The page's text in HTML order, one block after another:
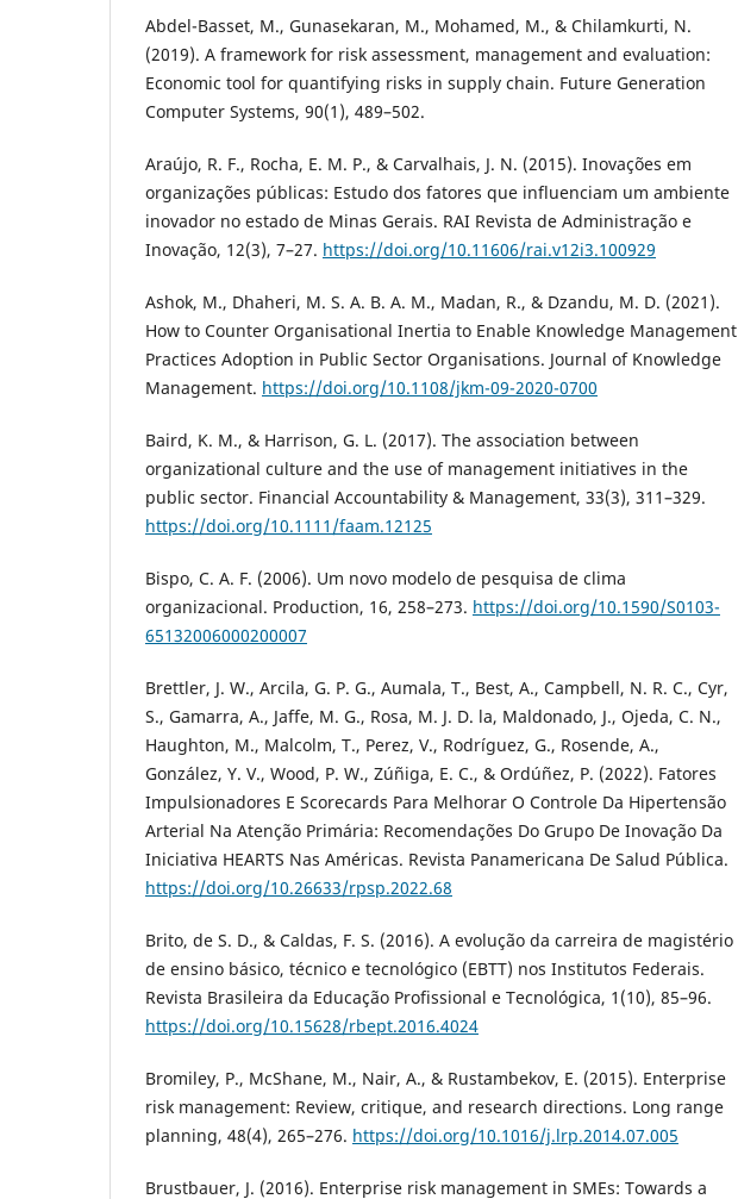
Abdel-Basset, M., Gunasekaran, M., Mohamed, M., & Chilamkurti, N.
(2019). A framework for risk assessment, management and evaluation:
Economic tool for quantifying risks in supply chain. Future Generation
Computer Systems, 90(1), 489–502.
Araújo, R. F., Rocha, E. M. P., & Carvalhais, J. N. (2015). Inovações em
organizações públicas: Estudo dos fatores que influenciam um ambiente
inovador no estado de Minas Gerais. RAI Revista de Administração e
Inovação, 12(3), 7–27. https://doi.org/10.11606/rai.v12i3.100929
Ashok, M., Dhaheri, M. S. A. B. A. M., Madan, R., & Dzandu, M. D. (2021).
How to Counter Organisational Inertia to Enable Knowledge Management
Practices Adoption in Public Sector Organisations. Journal of Knowledge
Management. https://doi.org/10.1108/jkm-09-2020-0700
Baird, K. M., & Harrison, G. L. (2017). The association between
organizational culture and the use of management initiatives in the
public sector. Financial Accountability & Management, 33(3), 311–329.
https://doi.org/10.1111/faam.12125
Bispo, C. A. F. (2006). Um novo modelo de pesquisa de clima
organizacional. Production, 16, 258–273. https://doi.org/10.1590/S0103-
65132006000200007
Brettler, J. W., Arcila, G. P. G., Aumala, T., Best, A., Campbell, N. R. C., Cyr,
S., Gamarra, A., Jaffe, M. G., Rosa, M. J. D. la, Maldonado, J., Ojeda, C. N.,
Haughton, M., Malcolm, T., Perez, V., Rodríguez, G., Rosende, A.,
González, Y. V., Wood, P. W., Zúñiga, E. C., & Ordúñez, P. (2022). Fatores
Impulsionadores E Scorecards Para Melhorar O Controle Da Hipertensão
Arterial Na Atenção Primária: Recomendações Do Grupo De Inovação Da
Iniciativa HEARTS Nas Américas. Revista Panamericana De Salud Pública.
https://doi.org/10.26633/rpsp.2022.68
Brito, de S. D., & Caldas, F. S. (2016). A evolução da carreira de magistério
de ensino básico, técnico e tecnológico (EBTT) nos Institutos Federais.
Revista Brasileira da Educação Profissional e Tecnológica, 1(10), 85–96.
https://doi.org/10.15628/rbept.2016.4024
Bromiley, P., McShane, M., Nair, A., & Rustambekov, E. (2015). Enterprise
risk management: Review, critique, and research directions. Long range
planning, 48(4), 265–276. https://doi.org/10.1016/j.lrp.2014.07.005
Brustbauer, J. (2016). Enterprise risk management in SMEs: Towards a